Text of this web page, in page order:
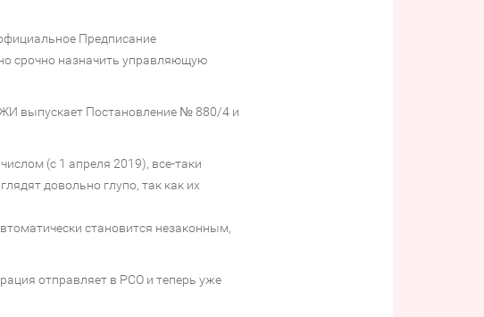
Предписание
срочно назначить управляющую
выпускает Постановление № 880/4 и
(с 1 апреля 2019), все-таки
довольно глупо, так как их
становится незаконным,
отправляет в РСО и теперь уже